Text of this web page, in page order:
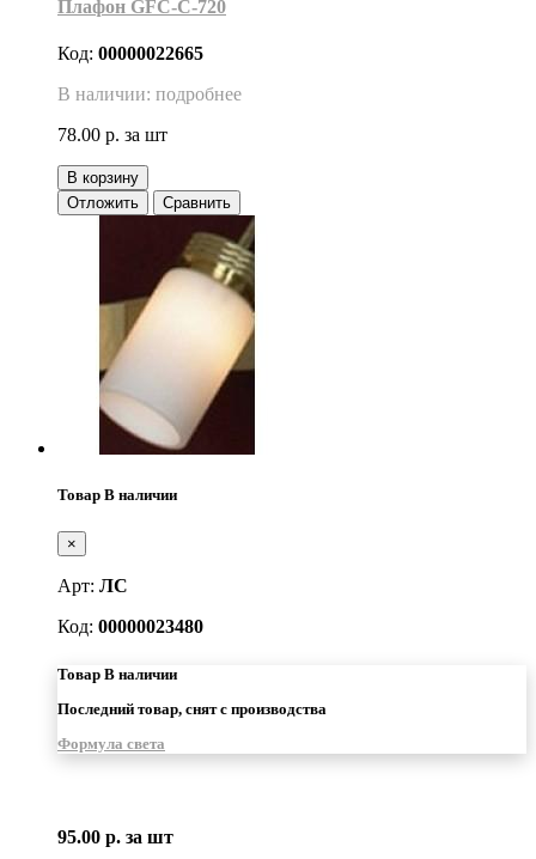
Плафон GFC-C-720
Код: 00000022665
В наличии: подробнее
78.00 р. за шт
В корзину
Отложить
Сравнить
Товар В наличии
×
Арт: ЛС
Код: 00000023480
Товар В наличии
Последний товар, снят с производства
Формула света
95.00 р. за шт